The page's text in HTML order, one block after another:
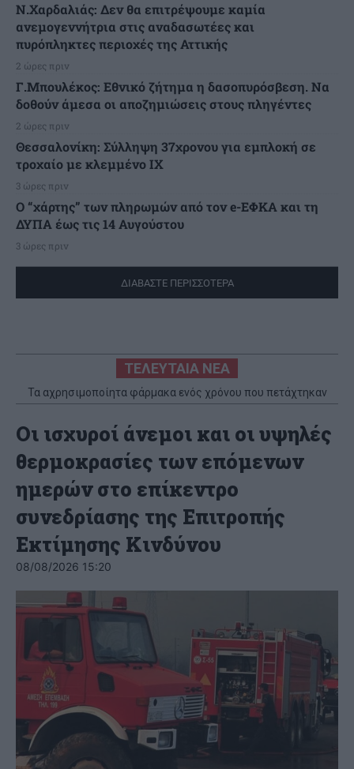
Ν.Χαρδαλιάς: Δεν θα επιτρέψουμε καμία
ανεμογεννήτρια στις αναδασωτέες και
πυρόπληκτες περιοχές της Αττικής
2 ώρες πριν
Γ.Μπουλέκος: Εθνικό ζήτημα η δασοπυρόσβεση. Να
δοθούν άμεσα οι αποζημιώσεις στους πληγέντες
2 ώρες πριν
Θεσσαλονίκη: Σύλληψη 37χρονου για εμπλοκή σε
τροχαίο με κλεμμένο ΙΧ
3 ώρες πριν
Ο “χάρτης” των πληρωμών από τον e-ΕΦΚΑ και τη
ΔΥΠΑ έως τις 14 Αυγούστου
3 ώρες πριν
ΔΙΑΒΑΣΤΕ ΠΕΡΙΣΣΟΤΕΡΑ